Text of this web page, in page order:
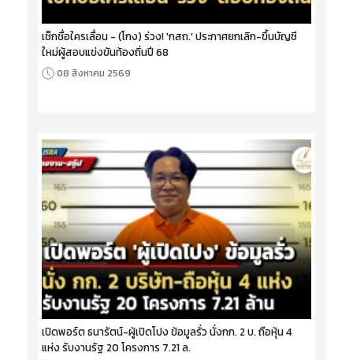
เช็กชื่อใครเลื่อน - (โกง) ร่วง! 'กสถ.' ประกาศยกเลิก-ขึ้นบัญชี
ใหม่ผู้สอบแข่งขันท้องถิ่นปี 68
08 สิงหาคม 2569
เปิดพอร์ต ธนารัตน์-ผู้เปิดโปง ข้อมูลรั่ว นั่งกก. 2 บ. ถือหุ้น 4
แห่ง รับงานรัฐ 20 โครงการ 7.21 ล.